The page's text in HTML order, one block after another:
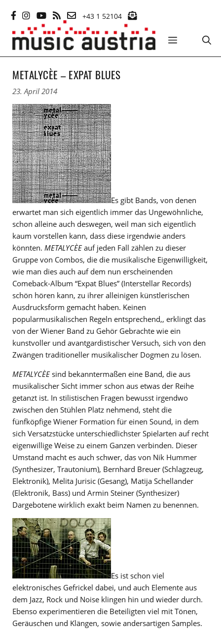
Inhalt
springen
+43 1 52104
MENÜ
METALYCÈE – EXPAT BLUES
23. April 2014
Es gibt Bands, von denen
erwartet man sich eigentlich immer das Ungewöhnliche,
schon alleine auch deswegen, weil man sich eigentlich
kaum vorstellen kann, dass diese irgendwie anders
könnten. METALYCÈEauf jeden Fall zählen zu dieser
Gruppe von Combos, die die musikalische Eigenwilligkeit,
wie man dies auch auf dem nun erscheinenden
Comeback-Album “Expat Blues” (Interstellar Records)
schön hören kann, zu ihrer alleinigen künstlerischen
Ausdrucksform gemacht haben. Keinen
popularmusikalischen Regeln entsprechend,, erklingt das
von der Wiener Band zu Gehör Gebrachte wie ein
kunstvoller und avantgardistischer Versuch, sich von den
Zwängen traditioneller musikalischer Dogmen zu lösen.
METALYCÈEsind bekanntermaßen eine Band, die aus
musikalischer Sicht immer schon aus etwas der Reihe
getanzt ist. In stilistischen Fragen bewusst irgendwo
zwischen den Stühlen Platz nehmend, steht die
fünfköpfige Wiener Formation für einen Sound, in dem
sich Versatzstücke unterschiedlichster Spielarten auf recht
eigenwillige Weise zu einem Ganzen verbinden. Dieser
Umstand macht es auch schwer, das von Nik Hummer
(Synthesizer, Trautonium), Bernhard Breuer (Schlagzeug,
Elektronik), Melita Jurisic (Gesang), Matija Schellander
(Elektronik, Bass) und Armin Steiner (Synthesizer)
Dargebotene wirklich exakt beim Namen zu benennen.
Es ist schon viel
elektronisches Gefrickel dabei, und auch Elemente aus
dem Jazz, Rock und Noise klingen hin und wieder durch.
Ebenso experimentieren die Beteiligten viel mit Tönen,
Geräuschen und Klängen, sowie andersartigen Samples.